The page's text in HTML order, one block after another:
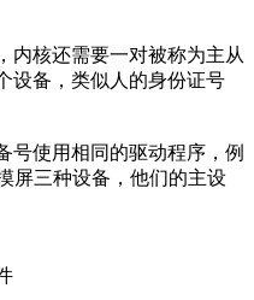
内核还需要一对被称为主从
设备，类似人的身份证号
号使用相同的驱动程序，例
屏三种设备，他们的主设